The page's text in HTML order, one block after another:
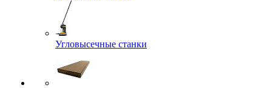
Угловысечные станки